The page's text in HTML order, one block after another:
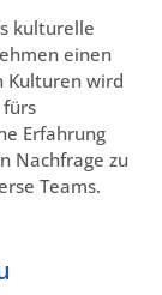
kulturelle
einen
Kulturen wird
Erfahrung
Nachfrage zu
Teams.